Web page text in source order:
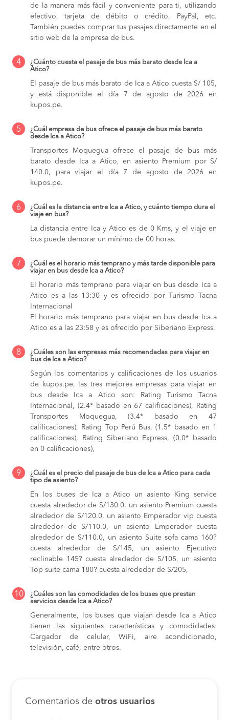
de la manera más fácil y conveniente para ti, utilizando
efectivo, tarjeta de débito o crédito, PayPal, etc.
También puedes comprar tus pasajes directamente en el
sitio web de la empresa de bus.
4
¿Cuánto cuesta el pasaje de bus más barato desde Ica a
Atico?
El pasaje de bus más barato de Ica a Atico cuesta S/ 105,
y está disponible el día 7 de agosto de 2026 en
kupos.pe.
5
¿Cuál empresa de bus ofrece el pasaje de bus más barato
desde Ica a Atico?
Transportes Moquegua ofrece el pasaje de bus más
barato desde Ica a Atico, en asiento Premium por S/
140.0, para viajar el día 7 de agosto de 2026 en
kupos.pe.
6
¿Cuál es la distancia entre Ica a Atico, y cuánto tiempo dura el
viaje en bus?
La distancia entre Ica y Atico es de 0 Kms, y el viaje en
bus puede demorar un mínimo de 00 horas.
7
¿Cuál es el horario más temprano y más tarde disponible para
viajar en bus desde Ica a Atico?
El horario más temprano para viajar en bus desde Ica a
Atico es a las 13:30 y es ofrecido por Turismo Tacna
Internacional
El horario más temprano para viajar en bus desde Ica a
Atico es a las 23:58 y es ofrecido por Siberiano Express.
8
¿Cuáles son las empresas más recomendadas para viajar en
bus de Ica a Atico?
Según los comentarios y calificaciones de los usuarios
de kupos.pe, las tres mejores empresas para viajar en
bus desde Ica a Atico son: Rating Turismo Tacna
Internacional, (2.4* basado en 67 calificaciones), Rating
Transportes Moquegua, (3.4* basado en 47
calificaciones), Rating Top Perú Bus, (1.5* basado en 1
calificaciones), Rating Siberiano Express, (0.0* basado
en 0 calificaciones),
9
¿Cuál es el precio del pasaje de bus de Ica a Atico para cada
tipo de asiento?
En los buses de Ica a Atico un asiento King service
cuesta alrededor de S/130.0, un asiento Premium cuesta
alrededor de S/120.0, un asiento Emperador vip cuesta
alrededor de S/110.0,
un asiento Emperador cuesta
alrededor de S/110.0, un asiento Suite sofa cama 160?
cuesta alrededor de S/145, un asiento Ejecutivo
reclinable 145? cuesta alrededor de S/105, un asiento
Top suite cama 180? cuesta alrededor de S/205,
10
¿Cuáles son las comodidades de los buses que prestan
servicios desde Ica a Atico?
Generalmente, los buses que viajan desde Ica a Atico
tienen las siguientes características y comodidades:
Cargador de celular, WiFi, aire acondicionado,
televisión, café, entre otros.
Comentarios de otros usuarios